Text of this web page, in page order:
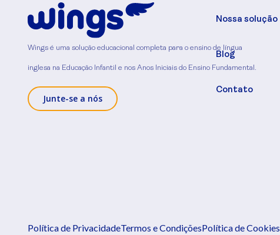
Wings é uma solução educacional completa para o ensino de língua
inglesa na Educação Infantil e nos Anos Iniciais do Ensino Fundamental.
Junte-se a nós
Nossa solução
Blog
Contato
Política de PrivacidadeTermos e CondiçõesPolítica de Cookies